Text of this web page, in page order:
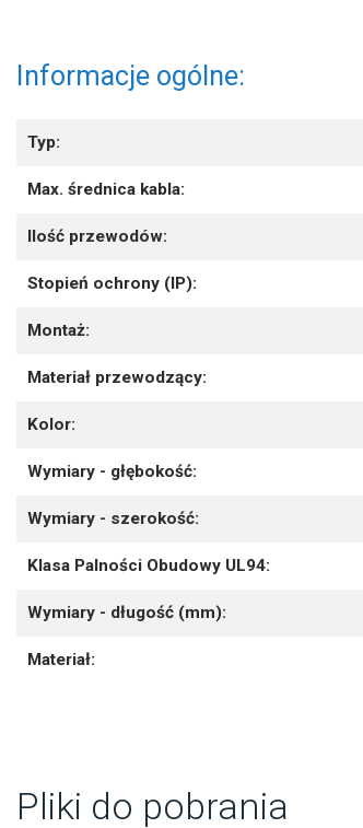
Informacje ogólne:
Typ:
Max. średnica kabla:
Ilość przewodów:
Stopień ochrony (IP):
Montaż:
Materiał przewodzący:
Kolor:
Wymiary - głębokość:
Wymiary - szerokość:
Klasa Palności Obudowy UL94:
Wymiary - długość (mm):
Materiał:
Pliki do pobrania